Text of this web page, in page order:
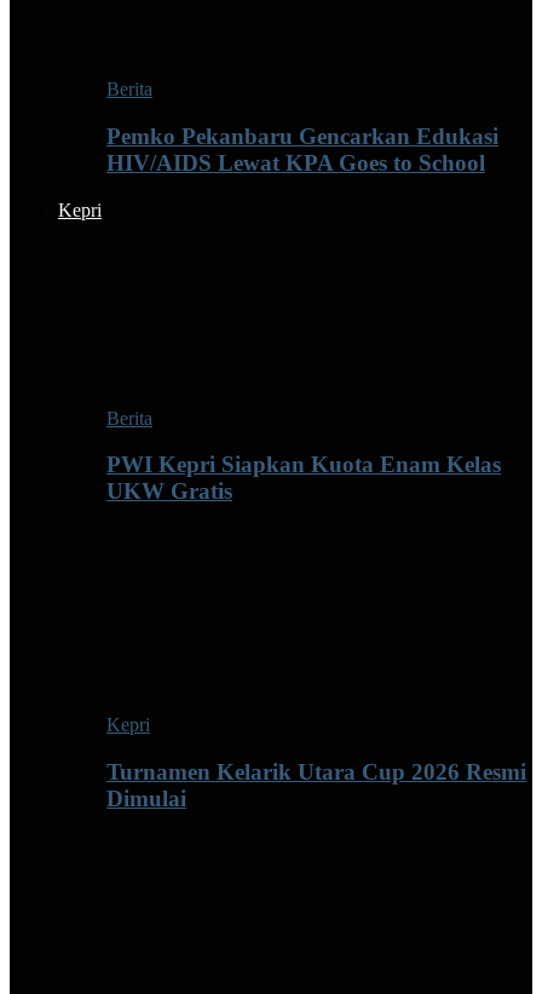
Berita
Pemko Pekanbaru Gencarkan Edukasi
HIV/AIDS Lewat KPA Goes to School
Kepri
Berita
PWI Kepri Siapkan Kuota Enam Kelas
UKW Gratis
Kepri
Turnamen Kelarik Utara Cup 2026 Resmi
Dimulai